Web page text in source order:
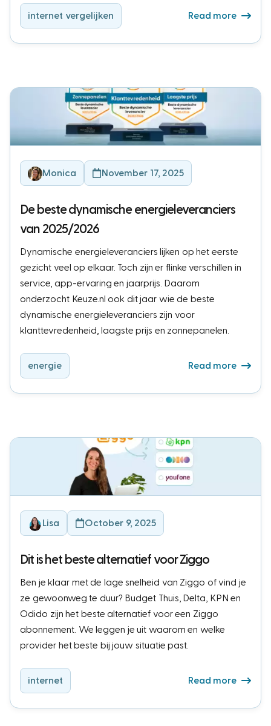
internet vergelijken Read more
Monica November 17, 2025
De beste dynamische energieleveranciers
van 2025/2026
Dynamische energieleveranciers lijken op het eerste
gezicht veel op elkaar. Toch zijn er flinke verschillen in
service, app-ervaring en jaarprijs. Daarom
onderzocht Keuze.nl ook dit jaar wie de beste
dynamische energieleveranciers zijn voor
klanttevredenheid, laagste prijs en zonnepanelen.
energie Read more
Lisa October 9, 2025
Dit is het beste alternatief voor Ziggo
Ben je klaar met de lage snelheid van Ziggo of vind je
ze gewoonweg te duur? Budget Thuis, Delta, KPN en
Odido zijn het beste alternatief voor een Ziggo
abonnement. We leggen je uit waarom en welke
provider het beste bij jouw situatie past.
internet Read more